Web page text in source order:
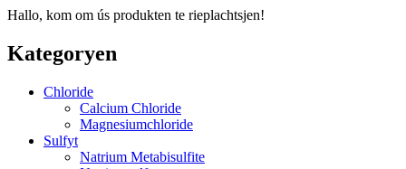
Hallo, kom om ús produkten te rieplachtsjen!
Kategoryen
Chloride
Calcium Chloride
Magnesiumchloride
Sulfyt
Natrium Metabisulfite